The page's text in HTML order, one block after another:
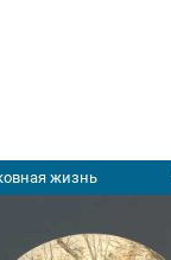
жизнь